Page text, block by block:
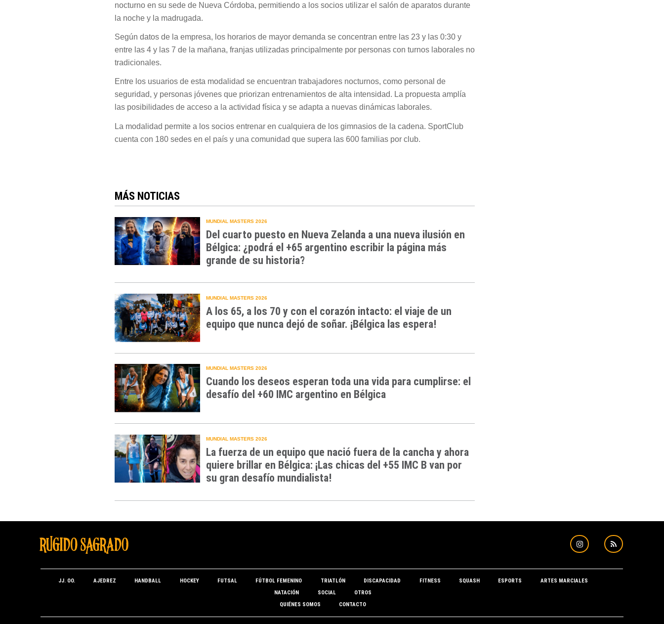
nocturno en su sede de Nueva Córdoba, permitiendo a los socios utilizar el salón de aparatos durante
la noche y la madrugada.
Según datos de la empresa, los horarios de mayor demanda se concentran entre las 23 y las 0:30 y
entre las 4 y las 7 de la mañana, franjas utilizadas principalmente por personas con turnos laborales no
tradicionales.
Entre los usuarios de esta modalidad se encuentran trabajadores nocturnos, como personal de
seguridad, y personas jóvenes que priorizan entrenamientos de alta intensidad. La propuesta amplía
las posibilidades de acceso a la actividad física y se adapta a nuevas dinámicas laborales.
La modalidad permite a los socios entrenar en cualquiera de los gimnasios de la cadena. SportClub
cuenta con 180 sedes en el país y una comunidad que supera las 600 familias por club.
MÁS NOTICIAS
MUNDIAL MASTERS 2026
Del cuarto puesto en Nueva Zelanda a una nueva ilusión en
Bélgica: ¿podrá el +65 argentino escribir la página más
grande de su historia?
MUNDIAL MASTERS 2026
A los 65, a los 70 y con el corazón intacto: el viaje de un
equipo que nunca dejó de soñar. ¡Bélgica las espera!
MUNDIAL MASTERS 2026
Cuando los deseos esperan toda una vida para cumplirse: el
desafío del +60 IMC argentino en Bélgica
MUNDIAL MASTERS 2026
La fuerza de un equipo que nació fuera de la cancha y ahora
quiere brillar en Bélgica: ¡Las chicas del +55 IMC B van por
su gran desafío mundialista!
JJ. OO. AJEDREZ HANDBALL HOCKEY FUTSAL FÚTBOL FEMENINO TRIATLÓN DISCAPACIDAD FITNESS SQUASH ESPORTS
ARTES MARCIALES
NATACIÓN
SOCIAL
OTROS
QUIÉNES SOMOS
CONTACTO